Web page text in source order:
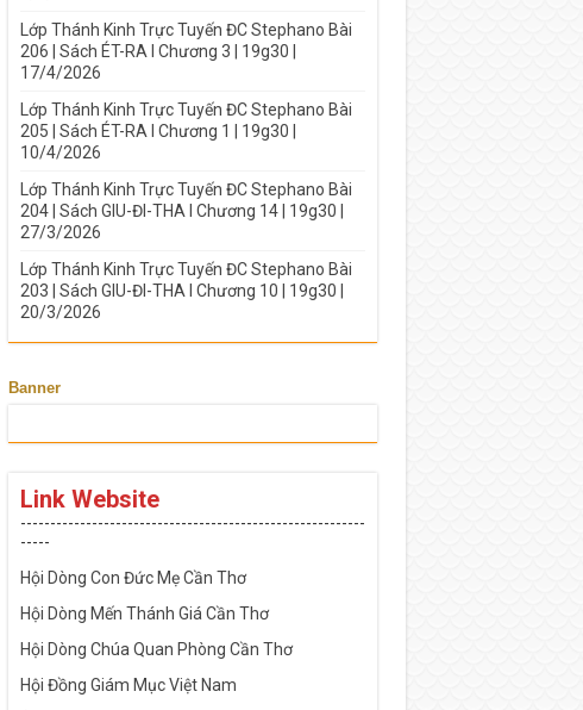
Lớp Thánh Kinh Trực Tuyến ĐC Stephano Bài
206 | Sách ÉT-RA I Chương 3 | 19g30 |
17/4/2026
Lớp Thánh Kinh Trực Tuyến ĐC Stephano Bài
205 | Sách ÉT-RA I Chương 1 | 19g30 |
10/4/2026
Lớp Thánh Kinh Trực Tuyến ĐC Stephano Bài
204 | Sách GIU-ĐI-THA I Chương 14 | 19g30 |
27/3/2026
Lớp Thánh Kinh Trực Tuyến ĐC Stephano Bài
203 | Sách GIU-ĐI-THA I Chương 10 | 19g30 |
20/3/2026
Banner
Link Website
----------------------------------------------------------
-----
Hội Dòng Con Đức Mẹ Cần Thơ
Hội Dòng Mến Thánh Giá Cần Thơ
Hội Dòng Chúa Quan Phòng Cần Thơ
Hội Đồng Giám Mục Việt Nam